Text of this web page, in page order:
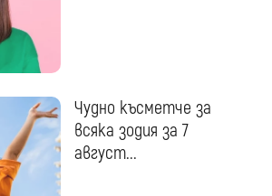
Чудно късметче за
всяка зодия за 7
август...